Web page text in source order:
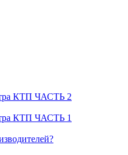
КТП ЧАСТЬ 2
КТП ЧАСТЬ 1